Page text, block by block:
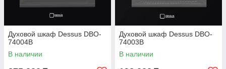
Духовой шкаф Dessus DBO-
74004B
В наличии
Духовой шкаф Dessus DBO-
74003B
В наличии